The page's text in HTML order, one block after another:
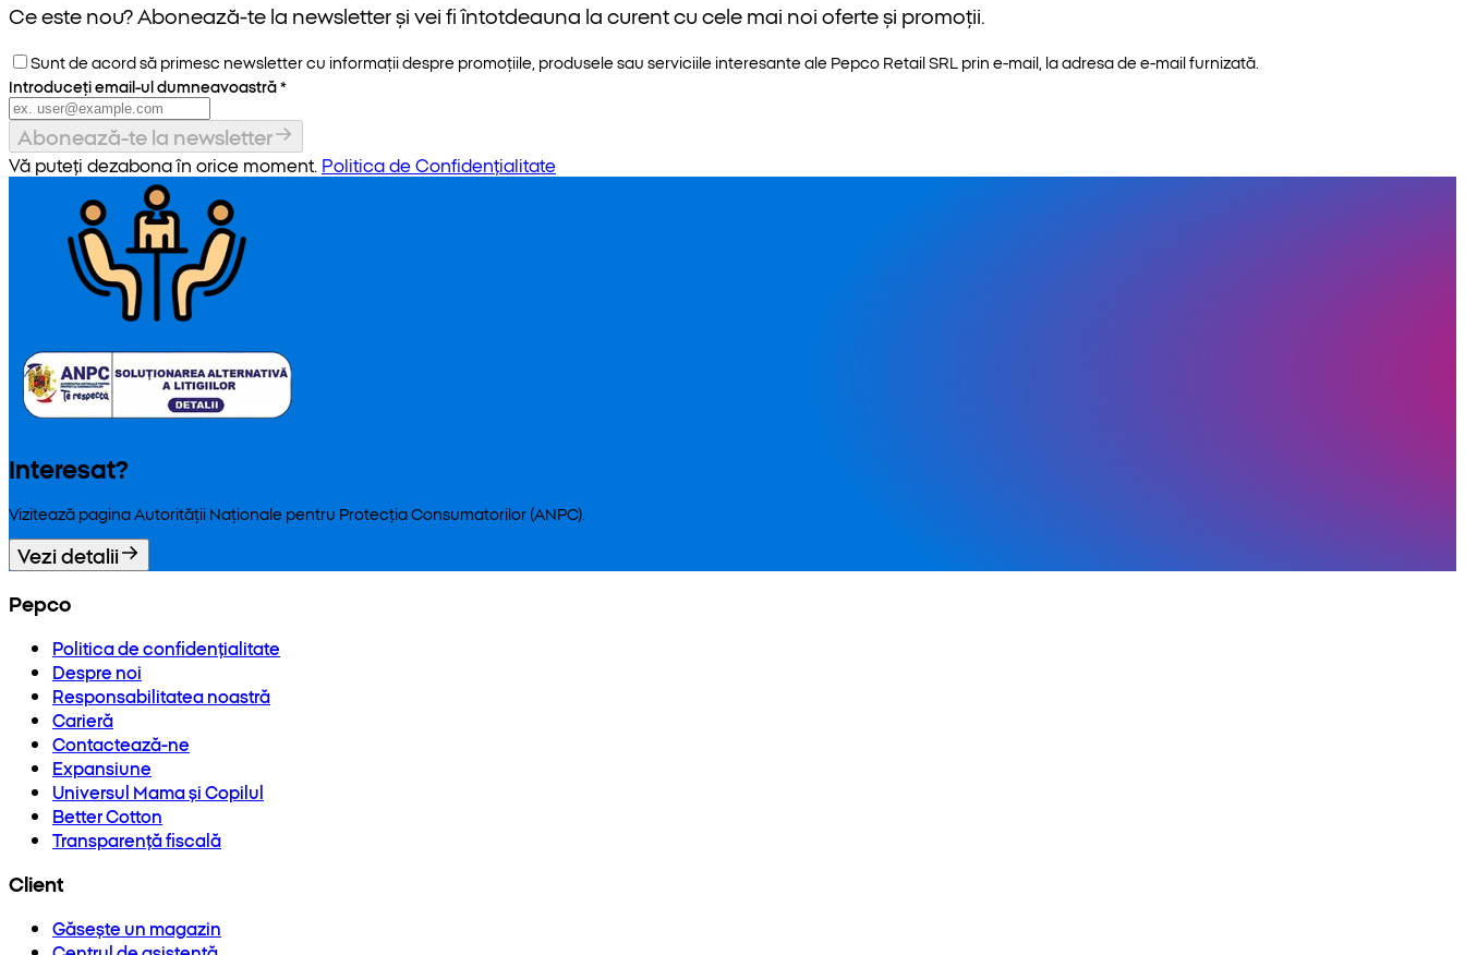
Ce este nou? Abonează-te la newsletter și vei fi întotdeauna la curent cu cele mai noi oferte și promoții.
Sunt de acord să primesc newsletter cu informații despre promoțiile, produsele sau serviciile interesante ale Pepco Retail SRL prin e-mail, la adresa de e-mail furnizată.
Introduceți email-ul dumneavoastră*
Abonează-te la newsletter
Vă puteți dezabona în orice moment. Politica de Confidențialitate
Interesat?
Vizitează pagina Autorității Naționale pentru Protecția Consumatorilor (ANPC).
Vezi detalii
Pepco
Politica de confidențialitate
Despre noi
Responsabilitatea noastră
Carieră
Contactează-ne
Expansiune
Universul Mama și Copilul
Better Cotton
Transparență fiscală
Client
Găsește un magazin